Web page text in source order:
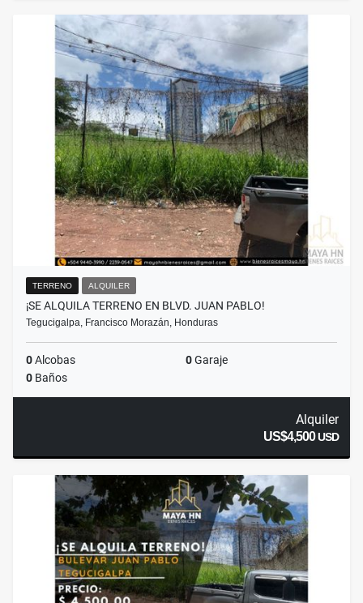
TERRENO ALQUILER
¡SE ALQUILA TERRENO EN BLVD. JUAN PABLO!
Tegucigalpa, Francisco Morazán, Honduras
0Alcobas 0Garaje
0 Baños
Alquiler
US$4,500USD